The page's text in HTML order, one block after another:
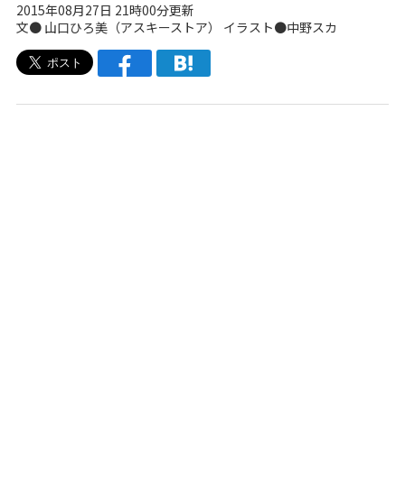
2015年08月27日 21時00分更新
文● 山口ひろ美（アスキーストア） イラスト●中野スカ